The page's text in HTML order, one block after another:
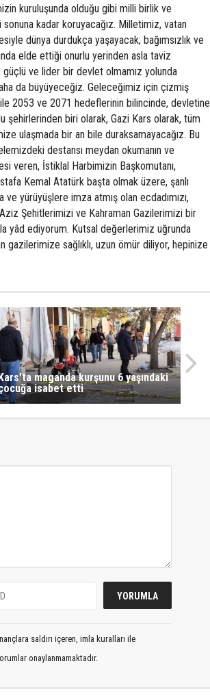
kuruluşunda olduğu gibi milli birlik ve
kadar koruyacağız. Milletimiz, vatan
dünya durdukça yaşayacak; bağımsızlık ve
elde ettiği onurlu yerinden asla taviz
ve lider bir devlet olmamız yolunda
da büyüyeceğiz. Geleceğimiz için çizmiş
2053 ve 2071 hedeflerinin bilincinde, devletine
şehirlerinden biri olarak, Gazi Kars olarak, tüm
ulaşmada bir an bile duraksamayacağız. Bu
destansı meydan okumanın ve
veren, İstiklal Harbimizin Başkomutanı,
Kemal Atatürk başta olmak üzere, şanlı
yürüyüşlere imza atmış olan ecdadımızı,
Şehitlerimizi ve Kahraman Gazilerimizi bir
yâd ediyorum. Kutsal değerlerimiz uğrunda
gazilerimize sağlıklı, uzun ömür diliyor, hepinize
maganda kurşunu 6 yaşındaki
isabet etti
saldırı içeren, imla kuralları ile
onaylanmamaktadır.